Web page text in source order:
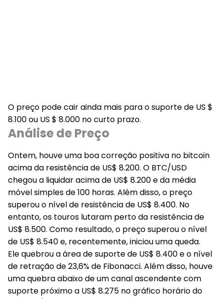
O preço pode cair ainda mais para o suporte de US $
8.100 ou US $ 8.000 no curto prazo.
Análise de Preço
Ontem, houve uma boa correção positiva no bitcoin
acima da resistência de US$ 8.200. O BTC/USD
chegou a liquidar acima de US$ 8.200 e da média
móvel simples de 100 horas. Além disso, o preço
superou o nível de resistência de US$ 8.400. No
entanto, os touros lutaram perto da resistência de
US$ 8.500. Como resultado, o preço superou o nível
de US$ 8.540 e, recentemente, iniciou uma queda.
Ele quebrou a área de suporte de US$ 8.400 e o nível
de retração de 23,6% de Fibonacci. Além disso, houve
uma quebra abaixo de um canal ascendente com
suporte próximo a US$ 8.275 no gráfico horário do